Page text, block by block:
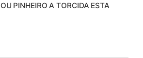
PINHEIRO A TORCIDA ESTA